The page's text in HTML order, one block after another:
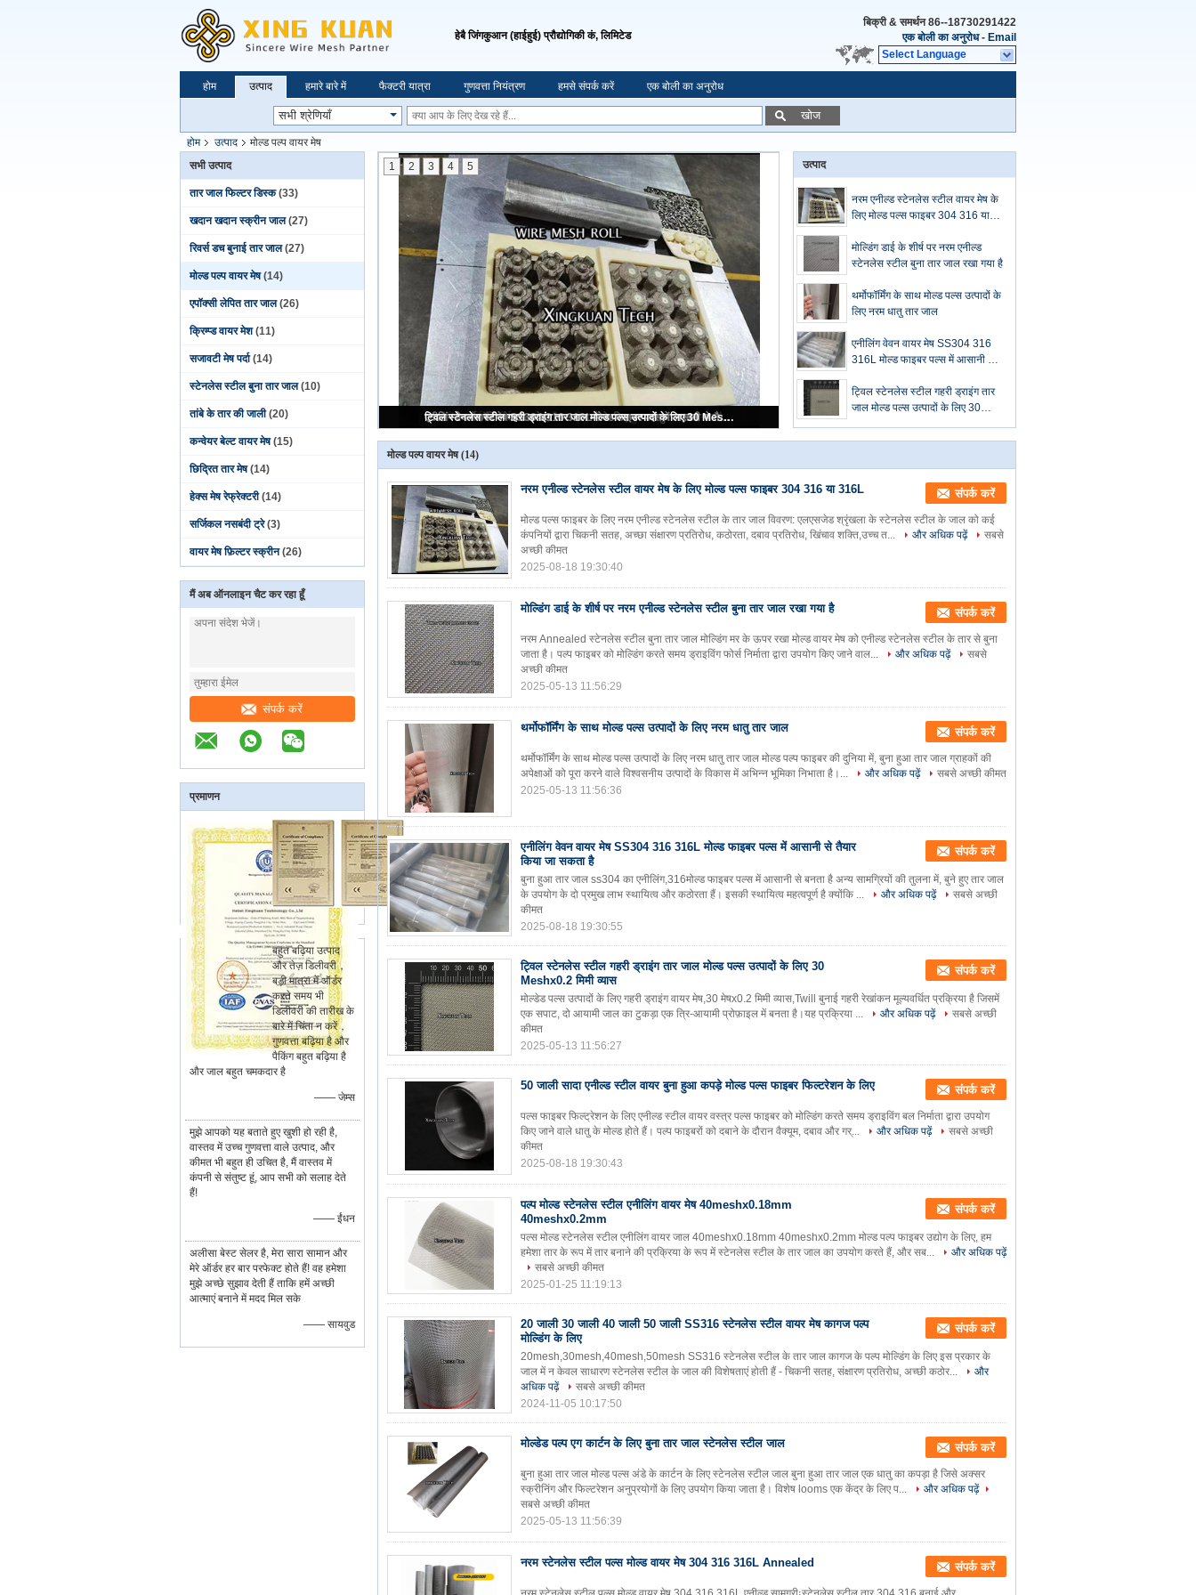
हेबै जिंगकुआन (हाईहुई) प्रौद्योगिकी कं, लिमिटेड
बिक्री & समर्थन86--18730291422
एक बोली का अनुरोध- Email
Select Language
होम उत्पाद हमारे बारे में फैक्टरी यात्रा गुणवत्ता नियंत्रण हमसे संपर्क करें एक बोली का अनुरोध
खोज
होम उत्पाद
मोल्ड पल्प वायर मेष
सभी उत्पाद
तार जाल फिल्टर डिस्क (33)
खदान खदान स्क्रीन जाल (27)
रिवर्स डच बुनाई तार जाल (27)
मोल्ड पल्प वायर मेष (14)
एपॉक्सी लेपित तार जाल (26)
क्रिम्प्ड वायर मेश (11)
सजावटी मेष पर्दा (14)
स्टेनलेस स्टील बुना तार जाल (10)
तांबे के तार की जाली (20)
कन्वेयर बेल्ट वायर मेष (15)
छिद्रित तार मेष (14)
हेक्स मेष रेफ्रेक्टरी (14)
सर्जिकल नसबंदी ट्रे (3)
वायर मेष फ़िल्टर स्क्रीन (26)
मैं अब ऑनलाइन चैट कर रहा हूँ
संपर्क करें
प्रमाणन
बहुत बढ़िया उत्पाद
और तेज़ डिलीवरी，
बड़ी मात्रा में ऑर्डर
करते समय भी
डिलीवरी की तारीख के
बारे में चिंता न करें，
गुणवत्ता बढ़िया है और
पैकिंग बहुत बढ़िया है
और जाल बहुत चमकदार है
—— जेम्स
मुझे आपको यह बताते हुए खुशी हो रही है,
वास्तव में उच्च गुणवत्ता वाले उत्पाद, और
कीमत भी बहुत ही उचित है, मैं वास्तव में
कंपनी से संतुष्ट हूं, आप सभी को सलाह देते
हैं!
—— ईंधन
अलीसा बेस्ट सेलर है, मेरा सारा सामान और
मेरे ऑर्डर हर बार परफेक्ट होते हैं! वह हमेशा
मुझे अच्छे सुझाव देती हैं ताकि हमें अच्छी
आत्माएं बनाने में मदद मिल सके
—— सायवुड
नरम एनील्ड स्टेनलेस स्टील वायर मेष के लिए मोल्ड पल्स फाइबर 304 316 या 316L
1 2 3 4 5 उत्पाद
नरम एनील्ड स्टेनलेस स्टील वायर मेष के
लिए मोल्ड पल्स फाइबर 304 316 या
मोल्डिंग डाई के शीर्ष पर नरम एनील्ड
स्टेनलेस स्टील बुना तार जाल रखा गया है
थर्मोफॉर्मिंग के साथ मोल्ड पल्स उत्पादों के
लिए नरम धातु तार जाल
एनीलिंग वेवन वायर मेष SS304 316
316L मोल्ड फाइबर पल्स में आसानी से
ट्विल स्टेनलेस स्टील गहरी ड्राइंग तार
जाल मोल्ड पल्स उत्पादों के लिए 30
मोल्ड पल्प वायर मेष (14)
नरम एनील्ड स्टेनलेस स्टील वायर मेष के लिए मोल्ड पल्स फाइबर 304 316 या 316L संपर्क करें
मोल्ड पल्स फाइबर के लिए नरम एनील्ड स्टेनलेस स्टील के तार जाल विवरण: एलएसजेड श्रृंखला के स्टेनलेस स्टील के जाल को कई
कंपनियों द्वारा चिकनी सतह, अच्छा संक्षारण प्रतिरोध, कठोरता, दबाव प्रतिरोध, खिंचाव शक्ति,उच्च त...
और अधिक पढ़ें
सबसे
अच्छी कीमत
2025-08-18 19:30:40
मोल्डिंग डाई के शीर्ष पर नरम एनील्ड स्टेनलेस स्टील बुना तार जाल रखा गया है संपर्क करें
नरम Annealed स्टेनलेस स्टील बुना तार जाल मोल्डिंग मर के ऊपर रखा मोल्ड वायर मेष को एनील्ड स्टेनलेस स्टील के तार से बुना
जाता है। पल्प फाइबर को मोल्डिंग करते समय ड्राइविंग फोर्स निर्माता द्वारा उपयोग किए जाने वाल...
और अधिक पढ़ें
सबसे
अच्छी कीमत
2025-05-13 11:56:29
थर्मोफॉर्मिंग के साथ मोल्ड पल्स उत्पादों के लिए नरम धातु तार जाल संपर्क करें
थर्मोफॉर्मिंग के साथ मोल्ड पल्स उत्पादों के लिए नरम धातु तार जाल मोल्ड पल्प फाइबर की दुनिया में, बुना हुआ तार जाल ग्राहकों की
अपेक्षाओं को पूरा करने वाले विश्वसनीय उत्पादों के विकास में अभिन्न भूमिका निभाता है।...
और अधिक पढ़ें
सबसे अच्छी कीमत
2025-05-13 11:56:36
एनीलिंग वेवन वायर मेष SS304 316 316L मोल्ड फाइबर पल्स में आसानी से तैयार
किया जा सकता है
संपर्क करें
बुना हुआ तार जाल ss304 का एनीलिंग,316मोल्ड फाइबर पल्स में आसानी से बनता है अन्य सामग्रियों की तुलना में, बुने हुए तार जाल
के उपयोग के दो प्रमुख लाभ स्थायित्व और कठोरता हैं। इसकी स्थायित्व महत्वपूर्ण है क्योंकि ...
और अधिक पढ़ें
सबसे अच्छी
कीमत
2025-08-18 19:30:55
ट्विल स्टेनलेस स्टील गहरी ड्राइंग तार जाल मोल्ड पल्स उत्पादों के लिए 30
Meshx0.2 मिमी व्यास
संपर्क करें
मोल्डेड पल्स उत्पादों के लिए गहरी ड्राइंग वायर मेष,30 मेषx0.2 मिमी व्यास,Twill बुनाई गहरी रेखांकन मूल्यवर्धित प्रक्रिया है जिसमें
एक सपाट, दो आयामी जाल का टुकड़ा एक त्रि-आयामी प्रोफ़ाइल में बनता है।यह प्रक्रिया ...
और अधिक पढ़ें
सबसे अच्छी
कीमत
2025-05-13 11:56:27
50 जाली सादा एनील्ड स्टील वायर बुना हुआ कपड़े मोल्ड पल्स फाइबर फिल्टरेशन के लिए संपर्क करें
पल्स फाइबर फिल्ट्रेशन के लिए एनील्ड स्टील वायर वस्त्र पल्स फाइबर को मोल्डिंग करते समय ड्राइविंग बल निर्माता द्वारा उपयोग
किए जाने वाले धातु के मोल्ड होते हैं। पल्प फाइबरों को दबाने के दौरान वैक्यूम, दबाव और गर्...
और अधिक पढ़ें
सबसे अच्छी
कीमत
2025-08-18 19:30:43
पल्प मोल्ड स्टेनलेस स्टील एनीलिंग वायर मेष 40meshx0.18mm
40meshx0.2mm
संपर्क करें
पल्स मोल्ड स्टेनलेस स्टील एनीलिंग वायर जाल 40meshx0.18mm 40meshx0.2mm मोल्ड पल्प फाइबर उद्योग के लिए, हम
हमेशा तार के रूप में तार बनाने की प्रक्रिया के रूप में स्टेनलेस स्टील के तार जाल का उपयोग करते हैं, और सब...
और अधिक पढ़ें
सबसे अच्छी कीमत
2025-01-25 11:19:13
20 जाली 30 जाली 40 जाली 50 जाली SS316 स्टेनलेस स्टील वायर मेष कागज पल्प
मोल्डिंग के लिए
संपर्क करें
20mesh,30mesh,40mesh,50mesh SS316 स्टेनलेस स्टील के तार जाल कागज के पल्प मोल्डिंग के लिए इस प्रकार के
जाल में न केवल साधारण स्टेनलेस स्टील के जाल की विशेषताएं होती हैं - चिकनी सतह, संक्षारण प्रतिरोध, अच्छी कठोर...
और
अधिक पढ़ें
सबसे अच्छी कीमत
2024-11-05 10:17:50
मोल्डेड पल्प एग कार्टन के लिए बुना तार जाल स्टेनलेस स्टील जाल संपर्क करें
बुना हुआ तार जाल मोल्ड पल्स अंडे के कार्टन के लिए स्टेनलेस स्टील जाल बुना हुआ तार जाल एक धातु का कपड़ा है जिसे अक्सर
स्क्रीनिंग और फिल्टरेशन अनुप्रयोगों के लिए उपयोग किया जाता है। विशेष looms एक केंद्र के लिए प...
और अधिक पढ़ें
सबसे अच्छी कीमत
2025-05-13 11:56:39
नरम स्टेनलेस स्टील पल्स मोल्ड वायर मेष 304 316 316L Annealed संपर्क करें